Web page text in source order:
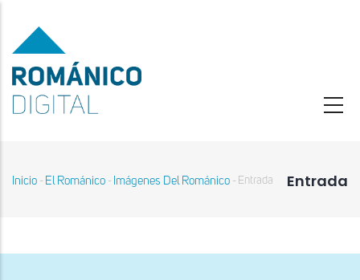
contenido
principal
Entrada
Sobrescribir
Inicio - El Románico - Imágenes Del Románico - Entrada